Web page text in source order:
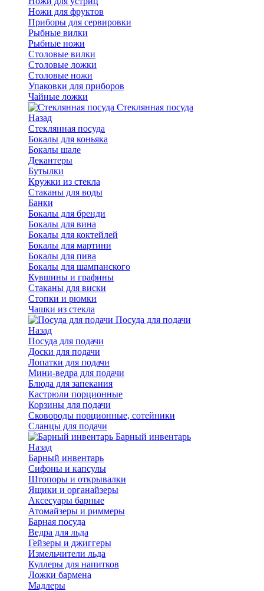
Ножи для фруктов
Приборы для сервировки
Рыбные вилки
Рыбные ножи
Столовые вилки
Столовые ложки
Столовые ножи
Упаковки для приборов
Чайные ложки
Стеклянная посуда
Назад
Стеклянная посуда
Бокалы для коньяка
Бокалы шале
Декантеры
Бутылки
Кружки из стекла
Стаканы для воды
Банки
Бокалы для бренди
Бокалы для вина
Бокалы для коктейлей
Бокалы для мартини
Бокалы для пива
Бокалы для шампанского
Кувшины и графины
Стаканы для виски
Стопки и рюмки
Чашки из стекла
Посуда для подачи
Назад
Посуда для подачи
Доски для подачи
Лопатки для подачи
Мини-ведра для подачи
Блюда для запекания
Кастрюли порционные
Корзины для подачи
Сковороды порционные, сотейники
Сланцы для подачи
Барный инвентарь
Назад
Барный инвентарь
Сифоны и капсулы
Штопоры и открывалки
Ящики и органайзеры
Аксесуары барные
Атомайзеры и риммеры
Барная посуда
Ведра для льда
Гейзеры и джиггеры
Измельчители льда
Куллеры для напитков
Ложки бармена
Мадлеры